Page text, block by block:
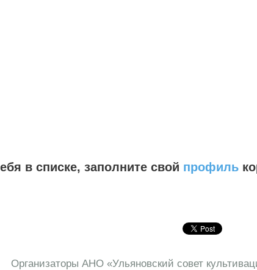
в списке, заполните свой профиль
Организаторы АНО «Ульяновский совет